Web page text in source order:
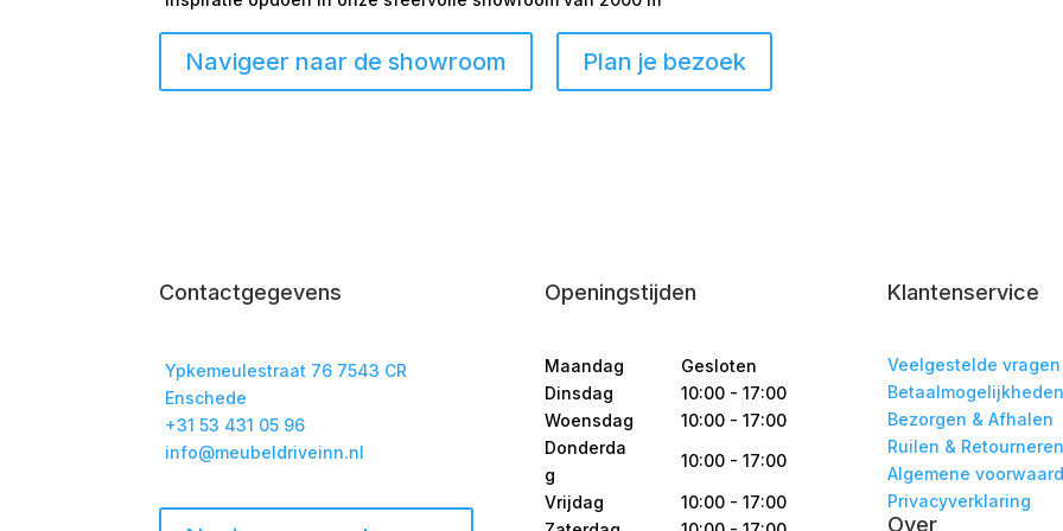
Navigeer naar de showroom Plan je bezoek
Contactgegevens
Ypkemeulestraat 76 7543 CR
Enschede
+31 53 431 05 96
info@meubeldriveinn.nl
Openingstijden
Maandag
Gesloten
Dinsdag
10:00 - 17:00
Woensdag
10:00 - 17:00
Donderda
g
10:00 - 17:00
Vrijdag
10:00 - 17:00
Klantenservice
Veelgestelde vragen
Betaalmogelijkheden
Bezorgen & Afhalen
Ruilen & Retourneren
Algemene
Privacyverklaring
Over